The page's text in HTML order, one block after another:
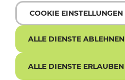
COOKIE EINSTELLUNGEN
ALLE DIENSTE ABLEHNEN
ALLE DIENSTE ERLAUBEN